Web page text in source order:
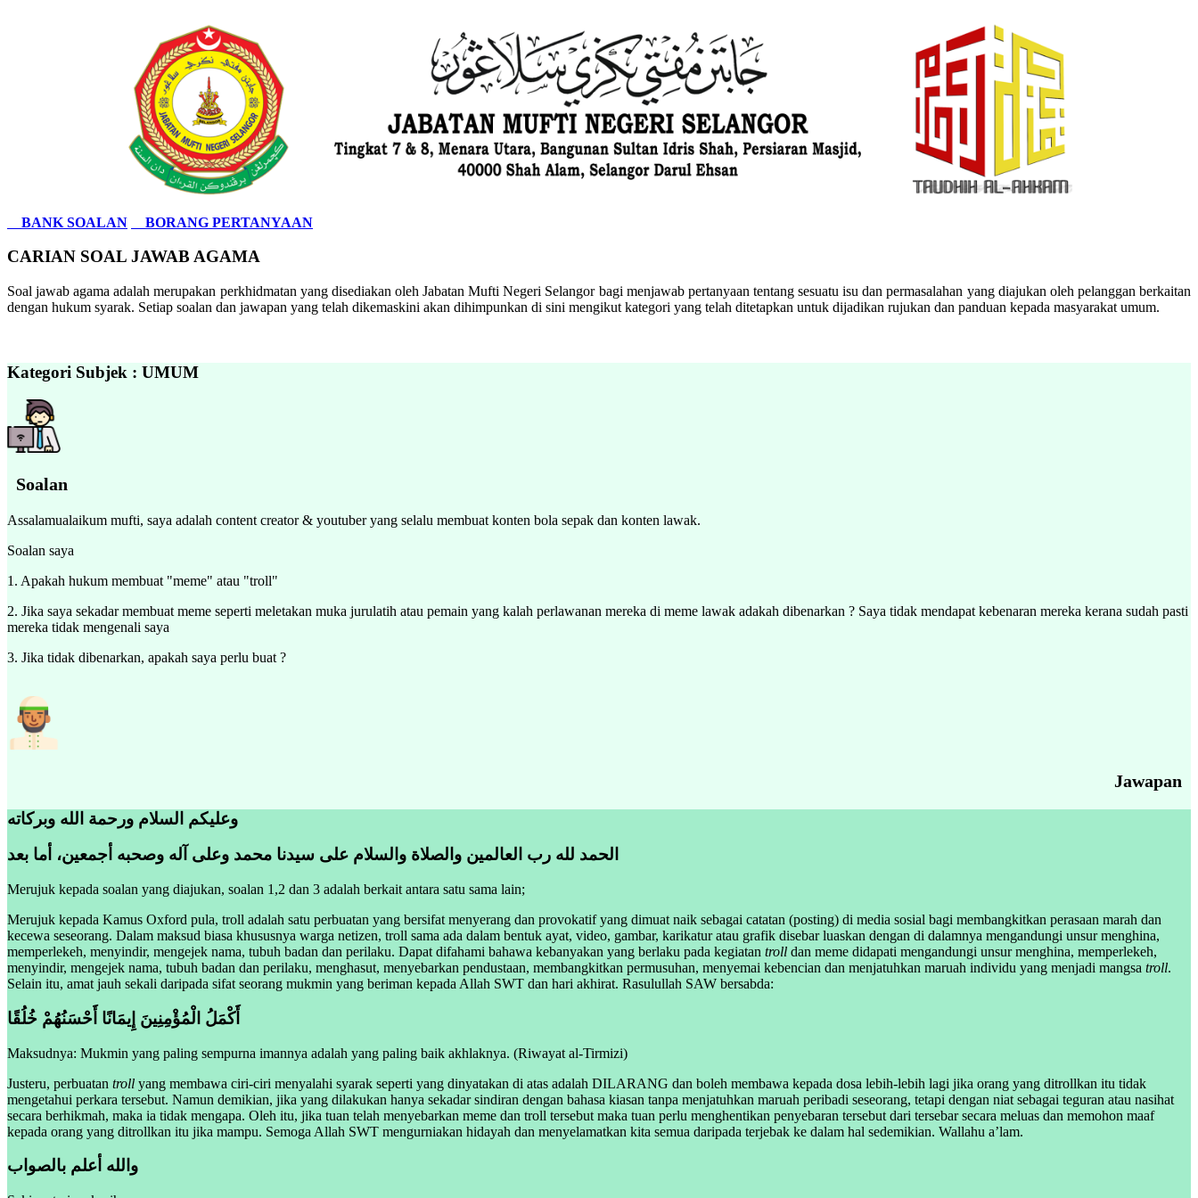
BANK SOALAN BORANG PERTANYAAN
CARIAN SOAL JAWAB AGAMA
Soal jawab agama adalah merupakan perkhidmatan yang disediakan oleh Jabatan Mufti Negeri Selangor bagi menjawab pertanyaan tentang sesuatu isu dan permasalahan yang diajukan oleh pelanggan berkaitan
dengan hukum syarak. Setiap soalan dan jawapan yang telah dikemaskini akan dihimpunkan di sini mengikut kategori yang telah ditetapkan untuk dijadikan rujukan dan panduan kepada masyarakat umum.
Kategori Subjek : UMUM
Soalan
Assalamualaikum mufti, saya adalah content creator & youtuber yang selalu membuat konten bola sepak dan konten lawak.
Soalan saya
1. Apakah hukum membuat "meme" atau "troll"
2. Jika saya sekadar membuat meme seperti meletakan muka jurulatih atau pemain yang kalah perlawanan mereka di meme lawak adakah dibenarkan ? Saya tidak mendapat kebenaran mereka kerana sudah pasti
mereka tidak mengenali saya
3. Jika tidak dibenarkan, apakah saya perlu buat ?
Jawapan
وعليكم السلام ورحمة الله وبركاته
الحمد لله رب العالمين والصلاة والسلام على سيدنا محمد وعلى آله وصحبه أجمعين، أما بعد
Merujuk kepada soalan yang diajukan, soalan 1,2 dan 3 adalah berkait antara satu sama lain;
Merujuk kepada Kamus Oxford pula, troll adalah satu perbuatan yang bersifat menyerang dan provokatif yang dimuat naik sebagai catatan (posting) di media sosial bagi membangkitkan perasaan marah dan
kecewa seseorang. Dalam maksud biasa khususnya warga netizen, troll sama ada dalam bentuk ayat, video, gambar, karikatur atau grafik disebar luaskan dengan di dalamnya mengandungi unsur menghina,
memperlekeh, menyindir, mengejek nama, tubuh badan dan perilaku. Dapat difahami bahawa kebanyakan yang berlaku pada kegiatan troll dan meme didapati mengandungi unsur menghina, memperlekeh,
menyindir, mengejek nama, tubuh badan dan perilaku, menghasut, menyebarkan pendustaan, membangkitkan permusuhan, menyemai kebencian dan menjatuhkan maruah individu yang menjadi mangsa troll.
Selain itu, amat jauh sekali daripada sifat seorang mukmin yang beriman kepada Allah SWT dan hari akhirat. Rasulullah SAW bersabda:
أَكْمَلُ الْمُؤْمِنِينَ إِيمَانًا أَحْسَنُهُمْ خُلُقًا
Maksudnya: Mukmin yang paling sempurna imannya adalah yang paling baik akhlaknya. (Riwayat al-Tirmizi)
Justeru, perbuatan troll yang membawa ciri-ciri menyalahi syarak seperti yang dinyatakan di atas adalah DILARANG dan boleh membawa kepada dosa lebih-lebih lagi jika orang yang ditrollkan itu tidak
mengetahui perkara tersebut. Namun demikian, jika yang dilakukan hanya sekadar sindiran dengan bahasa kiasan tanpa menjatuhkan maruah peribadi seseorang, tetapi dengan niat sebagai teguran atau nasihat
secara berhikmah, maka ia tidak mengapa. Oleh itu, jika tuan telah menyebarkan meme dan troll tersebut maka tuan perlu menghentikan penyebaran tersebut dari tersebar secara meluas dan memohon maaf
kepada orang yang ditrollkan itu jika mampu. Semoga Allah SWT mengurniakan hidayah dan menyelamatkan kita semua daripada terjebak ke dalam hal sedemikian. Wallahu a’lam.
والله أعلم بالصواب